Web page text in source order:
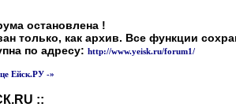
остановлена !
только, как архив. Все функции
по адресу: http://www.yeisk.ru/forum1/
Ейск.РУ -»
::